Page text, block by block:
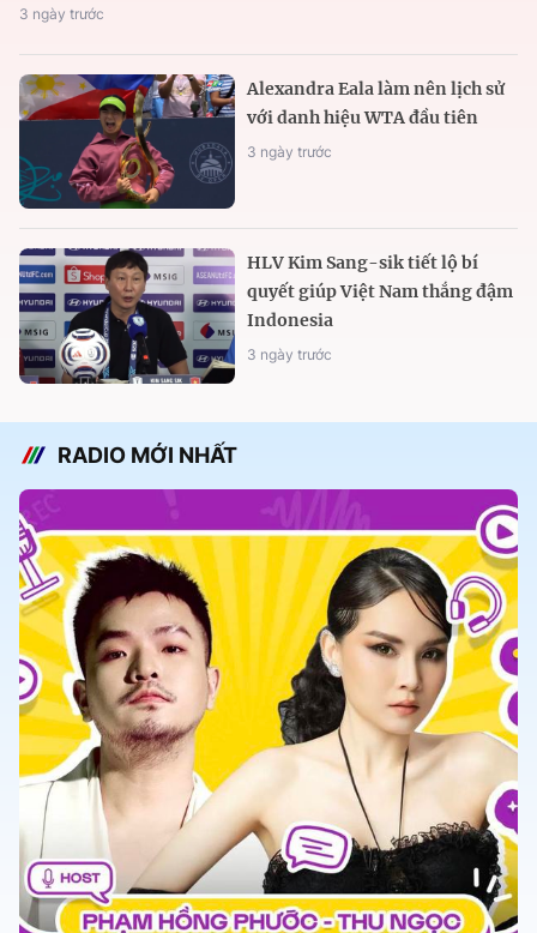
3 ngày trước
Alexandra Eala làm nên lịch sử
với danh hiệu WTA đầu tiên
3 ngày trước
HLV Kim Sang-sik tiết lộ bí
quyết giúp Việt Nam thắng đậm
Indonesia
3 ngày trước
RADIO MỚI NHẤT